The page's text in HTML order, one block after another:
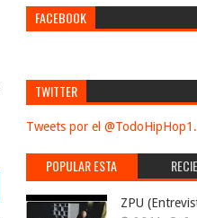
FACEBOOK
TWITTER
Tweets por el @TodoHipHop1.
POPULAR ESTA
SEMANA
ZPU